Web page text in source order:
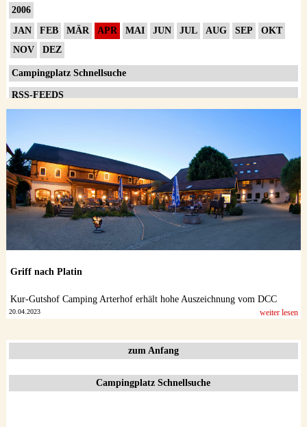
2006
JAN
FEB MÄR APR MAI JUN JUL AUG SEP
OKT
NOV
DEZ
Campingplatz Schnellsuche
RSS-FEEDS
Griff nach Platin
Kur-Gutshof Camping Arterhof erhält hohe Auszeichnung vom DCC
20.04.2023 weiter lesen
zum Anfang
Campingplatz Schnellsuche